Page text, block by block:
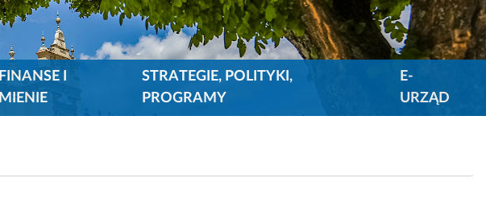
FINANSE I
MIENIE
STRATEGIE, POLITYKI,
PROGRAMY
E-
URZĄD